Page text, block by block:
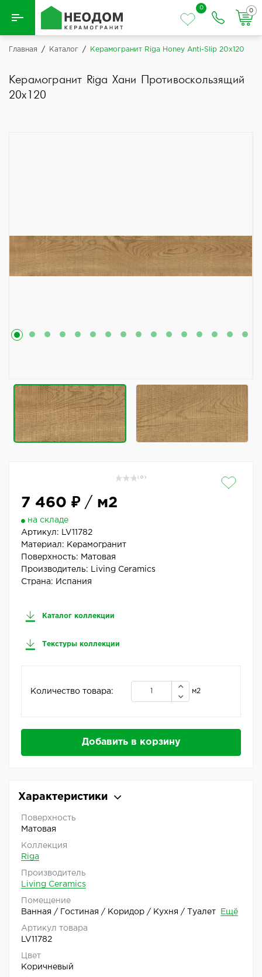
Назад
Керамическая плитка
0
0
Главная / Каталог / Керамогранит Riga Honey Anti-Slip 20x120
Керамогранит Riga Хани Противоскользящий
20x120
( 0 )
7 460 ₽/ м2
на складе
Артикул:
LV11782
Материал: Керамогранит
Поверхность: Матовая
Производитель:
Living Ceramics
Страна: Испания
Каталог коллекции
Текстуры коллекции
Количество товара: м2
Добавить в корзину
Характеристики
Поверхность
Матовая
Коллекция
Riga
Производитель
Living Ceramics
Помещение
Ванная / Гостиная / Коридор / Кухня / Туалет
Ещё
Артикул товара
LV11782
Цвет
Коричневый